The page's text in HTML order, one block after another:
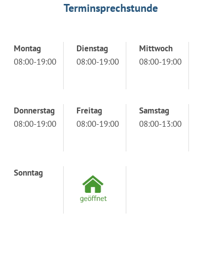
Terminsprechstunde
Montag
08:00-19:00
Dienstag
08:00-19:00
Mittwoch
08:00-19:00
Donnerstag
08:00-19:00
Freitag
08:00-19:00
Samstag
08:00-13:00
Sonntag